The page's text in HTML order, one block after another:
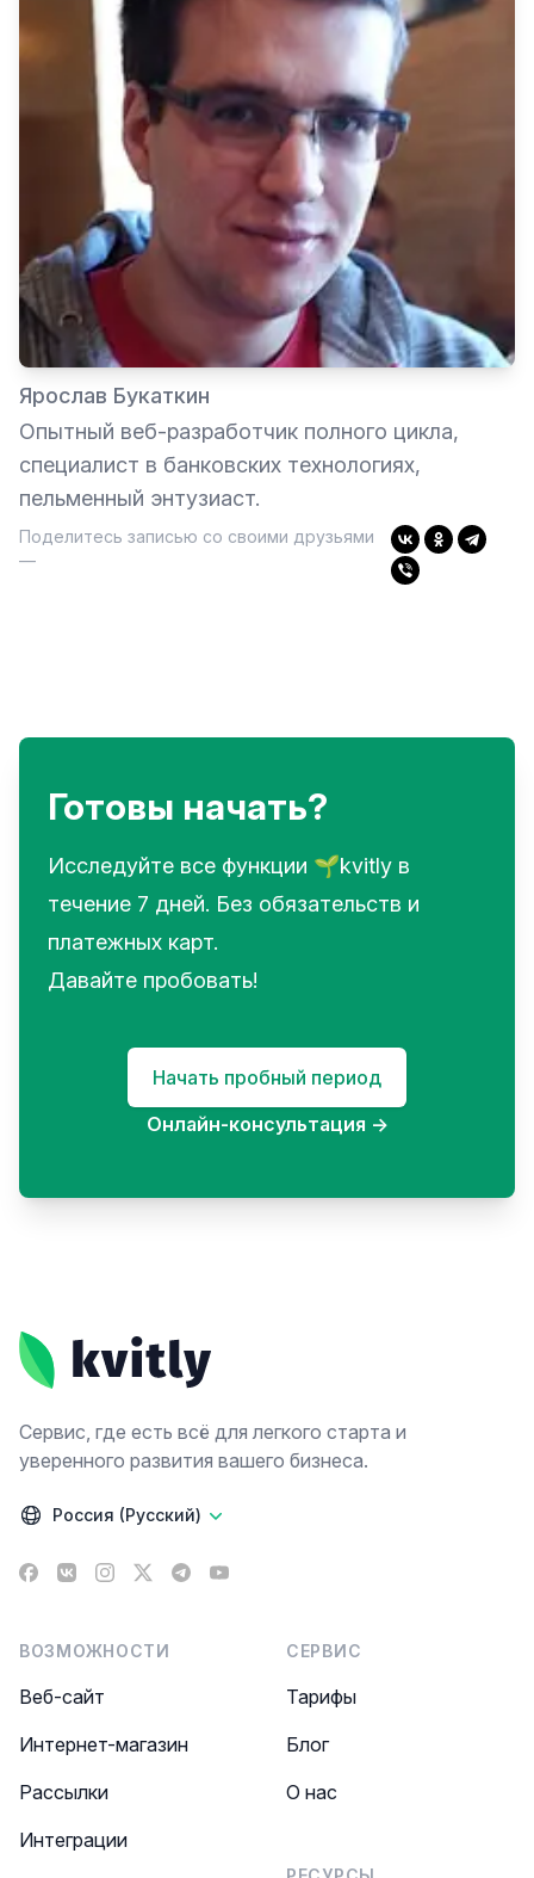
Ярослав Букаткин
Опытный веб-разработчик полного цикла,
специалист в банковских технологиях,
пельменный энтузиаст.
Поделитесь записью со своими друзьями
—
Готовы начать?
Исследуйте все функции 🌱kvitly в
течение 7 дней. Без обязательств и
платежных карт.
Давайте пробовать!
Начать пробный период
Онлайн-консультация →
Сервис, где есть всё для легкого старта и
уверенного развития вашего бизнеса.
Россия (Русский)
Facebook
VK Instagram
X TelegramYouTube
ВОЗМОЖНОСТИ
Веб-сайт
Интернет-магазин
Рассылки
Интеграции
СЕРВИС
Тарифы
Блог
О нас